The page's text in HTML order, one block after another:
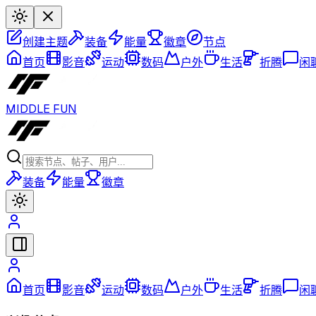
创建主题 装备 能量 徽章
节点
首页
影音 运动 数码 户外 生活 折腾 闲
MIDDLE FUN
装备 能量 徽章
首页 影音 运动 数码 户外 生活 折腾 闲